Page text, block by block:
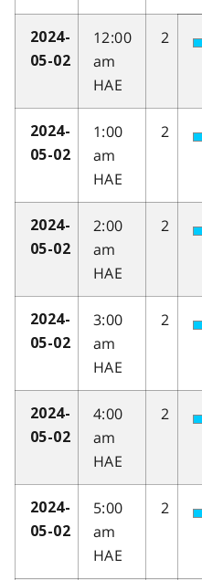
2024-
05-02
12:00
am
HAE
2
2024-
05-02
1:00
am
HAE
2
2024-
05-02
2:00
am
HAE
2
2024-
05-02
3:00
am
HAE
2
2024-
05-02
4:00
am
HAE
2
2024-
05-02
5:00
am
HAE
2